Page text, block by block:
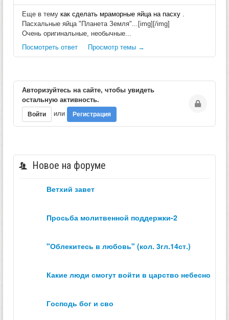
Еще в тему как сделать мраморные яйца на пасху
Пасхальные яйца "Планета Земля"...[img][/img]
Очень оригинальные, необычные...
Посмотреть ответ
Просмотр темы →
Авторизуйтесь на сайте, чтобы увидеть
остальную активность.
Войти или Регистрация
Новое на форуме
ветхий завет
просьба молитвенной поддержки-2
"облекитесь в любовь" (кол. 3гл.14ст.)
какие люди смогут войти в царство небесное？
господь бог и сво